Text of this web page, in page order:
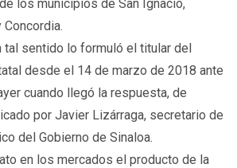
los municipios de San Ignacio,
tal sentido lo formuló el titular del
desde el 14 de marzo de 2018 ante
cuando llegó la respuesta, de
por Javier Lizárraga, secretario de
del Gobierno de Sinaloa.
en los mercados el producto de la